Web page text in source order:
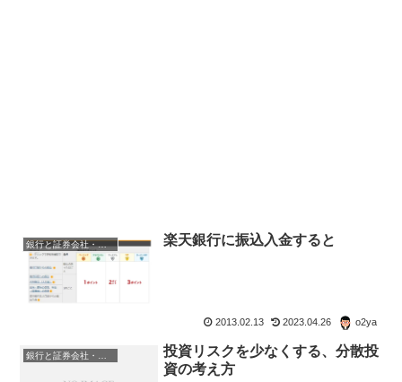
銀行と証券会社・金融商品 楽天銀行に振込入金すると
2013.02.13 2023.04.26 o2ya
投資リスクを少なくする、分散投
資の考え方